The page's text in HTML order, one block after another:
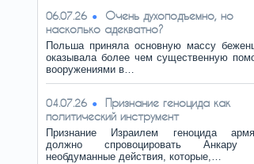
06.07.26
Очень духоподъемно, но
насколько адекватно?
Польша приняла основную массу
оказывала более чем существенную
вооружениями в…
04.07.26
Признание геноцида как
политический инструмент
Признание Израилем геноцида
должно спровоцировать Анкару
необдуманные действия, которые,…